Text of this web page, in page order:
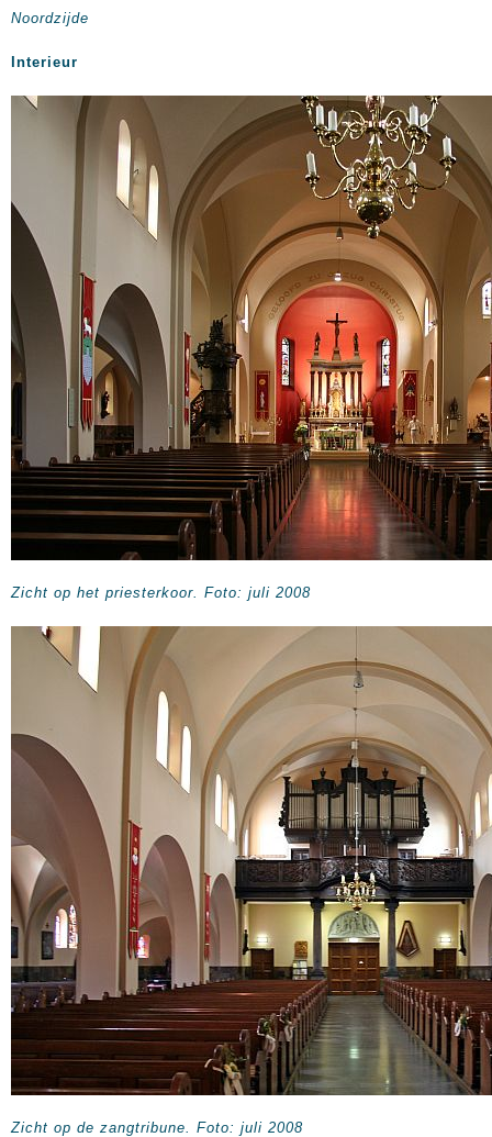
Noordzijde
Interieur
Zicht op het priesterkoor. Foto: juli 2008
Zicht op de zangtribune. Foto: juli 2008